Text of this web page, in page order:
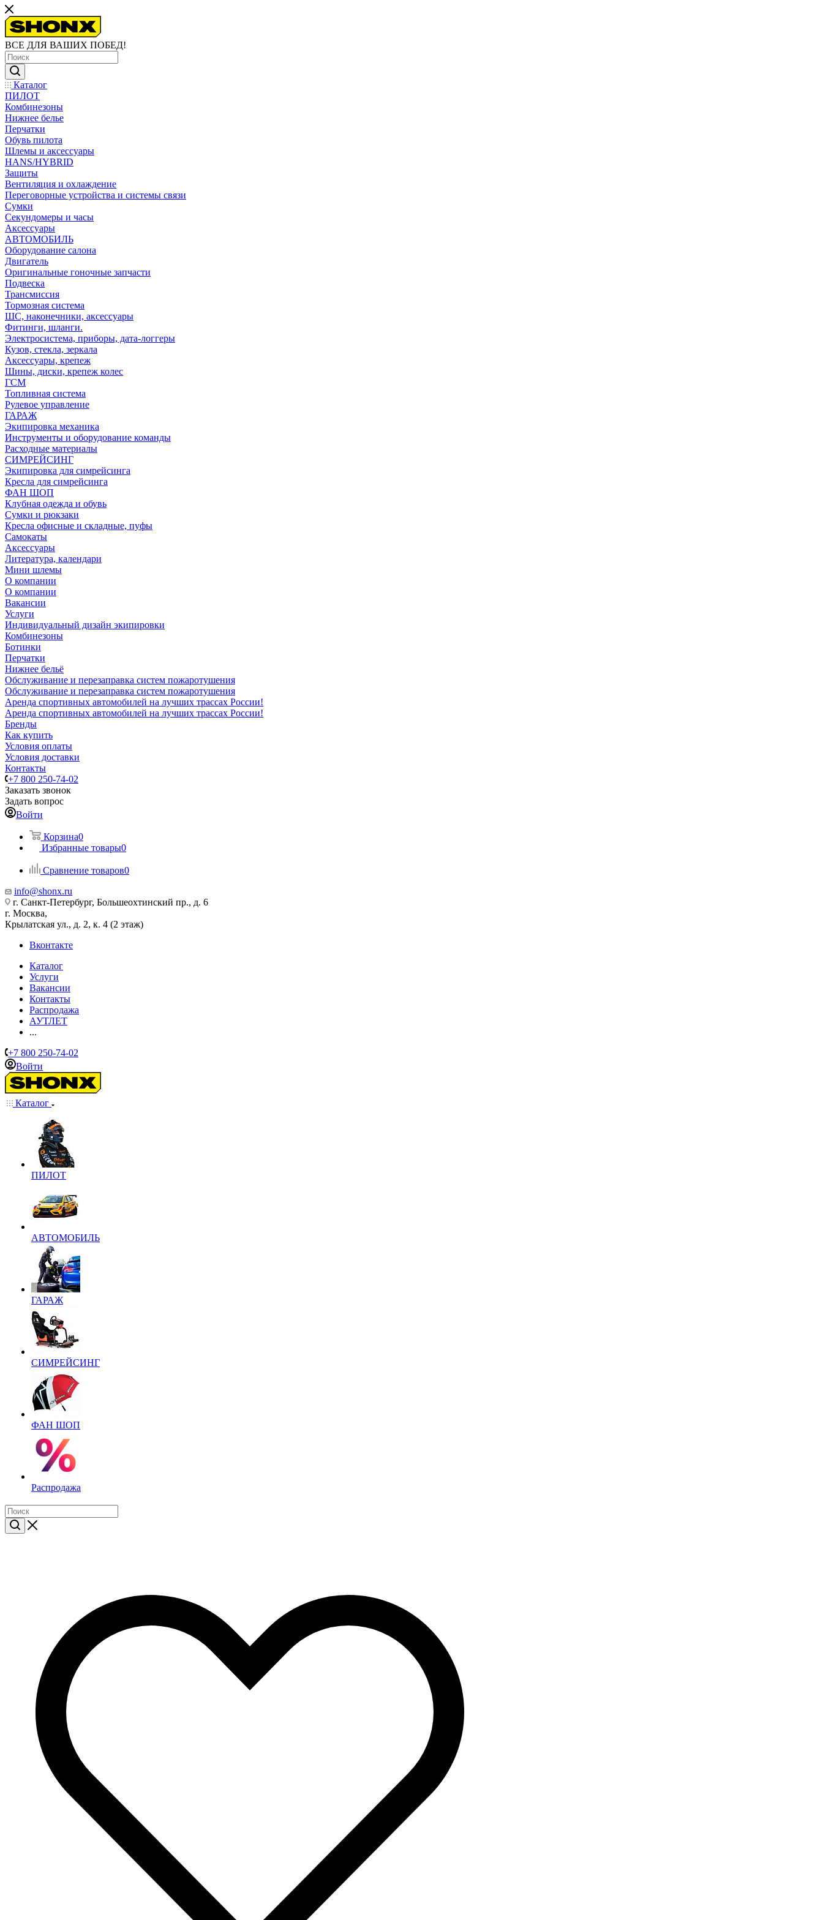
ВСЕ ДЛЯ ВАШИХ ПОБЕД!
Каталог
ПИЛОТ
Комбинезоны
Нижнее белье
Перчатки
Обувь пилота
Шлемы и аксессуары
HANS/HYBRID
Защиты
Вентиляция и охлаждение
Переговорные устройства и системы связи
Сумки
Секундомеры и часы
Аксессуары
АВТОМОБИЛЬ
Оборудование салона
Двигатель
Оригинальные гоночные запчасти
Подвеска
Трансмиссия
Тормозная система
ШС, наконечники, аксессуары
Фитинги, шланги.
Электросистема, приборы, дата-логгеры
Кузов, стекла, зеркала
Аксессуары, крепеж
Шины, диски, крепеж колес
ГСМ
Топливная система
Рулевое управление
ГАРАЖ
Экипировка механика
Инструменты и оборудование команды
Расходные материалы
СИМРЕЙСИНГ
Экипировка для симрейсинга
Кресла для симрейсинга
ФАН ШОП
Клубная одежда и обувь
Сумки и рюкзаки
Кресла офисные и складные, пуфы
Самокаты
Аксессуары
Литература, календари
Мини шлемы
О компании
О компании
Вакансии
Услуги
Индивидуальный дизайн экипировки
Комбинезоны
Ботинки
Перчатки
Нижнее бельё
Обслуживание и перезаправка систем пожаротушения
Обслуживание и перезаправка систем пожаротушения
Аренда спортивных автомобилей на лучших трассах России!
Аренда спортивных автомобилей на лучших трассах России!
Бренды
Как купить
Условия оплаты
Условия доставки
Контакты
+7 800 250-74-02
Заказать звонок
Задать вопрос
Войти
Корзина0
Избранные товары0
Сравнение товаров0
info@shonx.ru
г. Санкт-Петербург, Большеохтинский пр., д. 6
г. Москва,
Крылатская ул., д. 2, к. 4 (2 этаж)
Вконтакте
Каталог
Услуги
Вакансии
Контакты
Распродажа
АУТЛЕТ
...
+7 800 250-74-02
Войти
Каталог
ПИЛОТ
АВТОМОБИЛЬ
ГАРАЖ
СИМРЕЙСИНГ
ФАН ШОП
Распродажа